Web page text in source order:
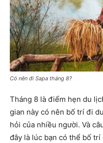
Có nên đi Sapa tháng 8?
Tháng 8 là điểm hẹn du
gian này có nên bố trí đi
hỏi của nhiều người. Và
đây là lúc bạn có thể bố